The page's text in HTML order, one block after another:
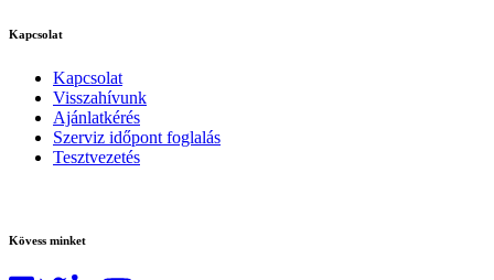
Kapcsolat
Kapcsolat
Visszahívunk
Ajánlatkérés
Szerviz időpont foglalás
Tesztvezetés
Kövess minket